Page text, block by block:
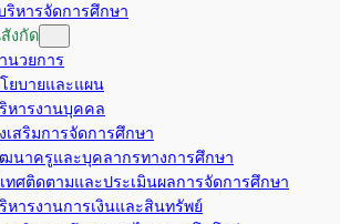
ริหารจัดการศึกษา
งกัด
นวยการ
ยบายและแผน
หารงานบุคคล
เสริมการจัดการศึกษา
นาครูและบุคลากรทางการศึกษา
ทศติดตามและประเมินผลการจัดการศึกษา
หารงานการเงินและสินทรัพย์